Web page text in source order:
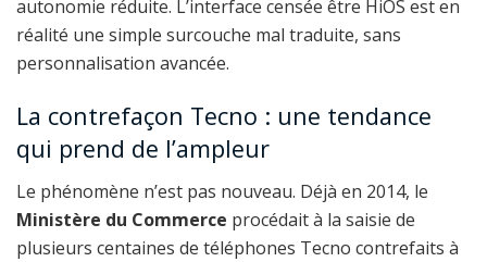
autonomie réduite. L’interface censée être HiOS est en
réalité une simple surcouche mal traduite, sans
personnalisation avancée.
La contrefaçon Tecno : une tendance
qui prend de l’ampleur
Le phénomène n’est pas nouveau. Déjà en 2014, le
Ministère du Commerce procédait à la saisie de
plusieurs centaines de téléphones Tecno contrefaits à